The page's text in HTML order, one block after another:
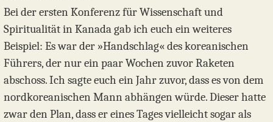
Bei der ersten Konferenz für Wissenschaft und
Spiritualität in Kanada gab ich euch ein weiteres
Beispiel: Es war der »Handschlag« des koreanischen
Führers, der nur ein paar Wochen zuvor Raketen
abschoss. Ich sagte euch ein Jahr zuvor, dass es von dem
nordkoreanischen Mann abhängen würde. Dieser hatte
zwar den Plan, dass er eines Tages vielleicht sogar als